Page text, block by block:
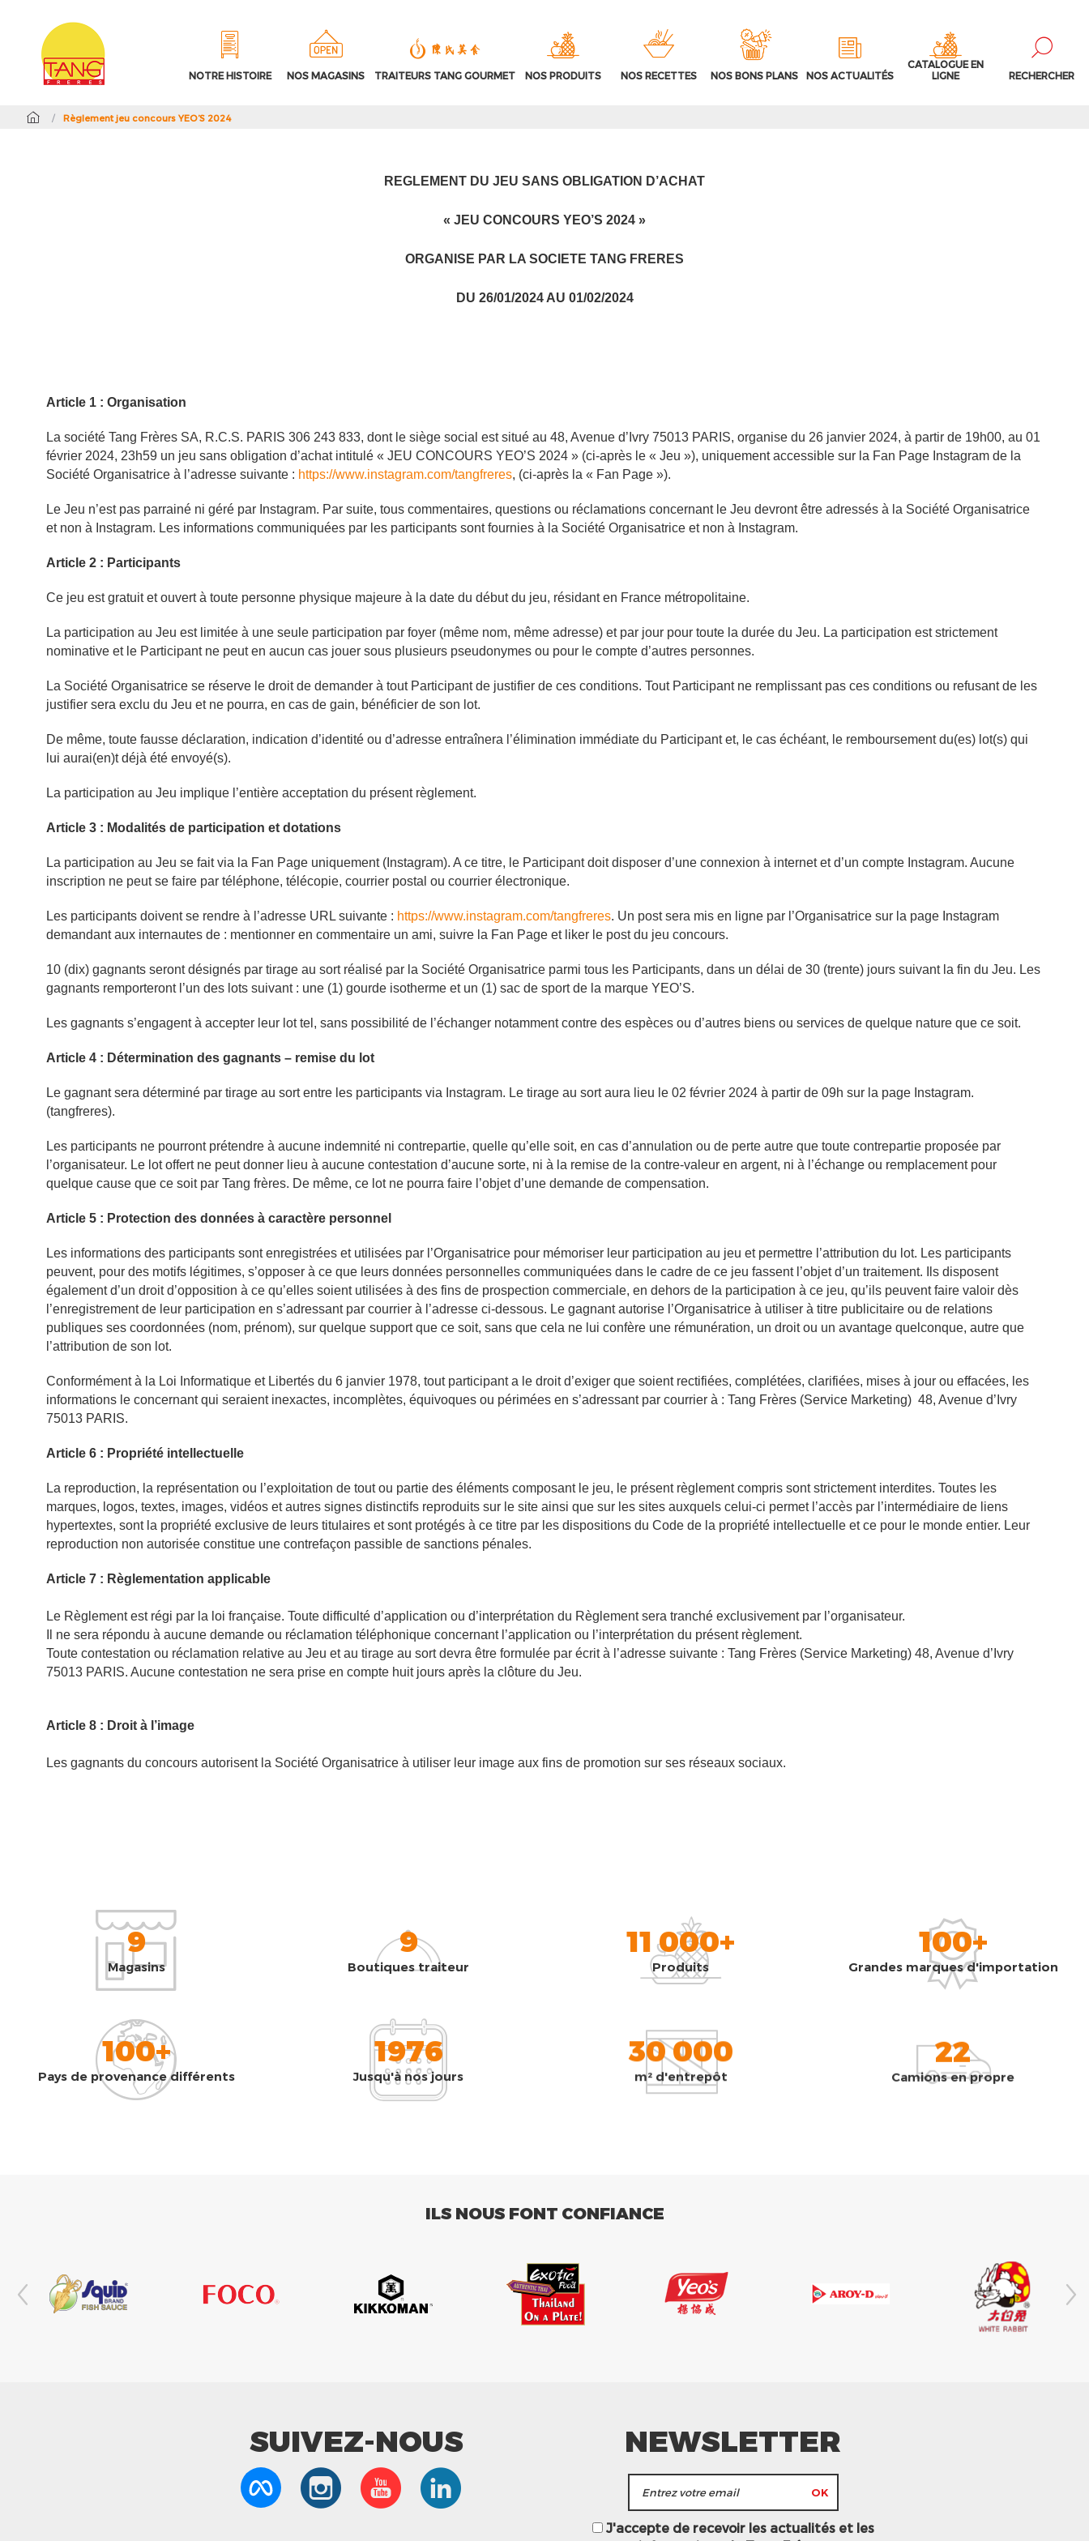
NOTRE HISTOIRE NOS MAGASINS TRAITEURS TANG GOURMET NOS PRODUITS NOS RECETTES NOS BONS PLANS NOS ACTUALITÉS
CATALOGUE EN
LIGNE
RECHERCHER
/ Règlement jeu concours YEO’S 2024
REGLEMENT DU JEU SANS OBLIGATION D’ACHAT
« JEU CONCOURS YEO’S 2024 »
ORGANISE PAR LA SOCIETE TANG FRERES
DU 26/01/2024 AU 01/02/2024
Article 1 : Organisation
La société Tang Frères SA, R.C.S. PARIS 306 243 833, dont le siège social est situé au 48, Avenue d’Ivry 75013 PARIS, organise du 26 janvier 2024, à partir de 19h00, au 01
février 2024, 23h59 un jeu sans obligation d’achat intitulé « JEU CONCOURS YEO’S 2024 » (ci-après le « Jeu »), uniquement accessible sur la Fan Page Instagram de la
Société Organisatrice à l’adresse suivante : https://www.instagram.com/tangfreres, (ci-après la « Fan Page »).
Le Jeu n’est pas parrainé ni géré par Instagram. Par suite, tous commentaires, questions ou réclamations concernant le Jeu devront être adressés à la Société Organisatrice
et non à Instagram. Les informations communiquées par les participants sont fournies à la Société Organisatrice et non à Instagram.
Article 2 : Participants
Ce jeu est gratuit et ouvert à toute personne physique majeure à la date du début du jeu, résidant en France métropolitaine.
La participation au Jeu est limitée à une seule participation par foyer (même nom, même adresse) et par jour pour toute la durée du Jeu. La participation est strictement
nominative et le Participant ne peut en aucun cas jouer sous plusieurs pseudonymes ou pour le compte d’autres personnes.
La Société Organisatrice se réserve le droit de demander à tout Participant de justifier de ces conditions. Tout Participant ne remplissant pas ces conditions ou refusant de les
justifier sera exclu du Jeu et ne pourra, en cas de gain, bénéficier de son lot.
De même, toute fausse déclaration, indication d’identité ou d’adresse entraînera l’élimination immédiate du Participant et, le cas échéant, le remboursement du(es) lot(s) qui
lui aurai(en)t déjà été envoyé(s).
La participation au Jeu implique l’entière acceptation du présent règlement.
Article 3 : Modalités de participation et dotations
La participation au Jeu se fait via la Fan Page uniquement (Instagram). A ce titre, le Participant doit disposer d’une connexion à internet et d’un compte Instagram. Aucune
inscription ne peut se faire par téléphone, télécopie, courrier postal ou courrier électronique.
Les participants doivent se rendre à l’adresse URL suivante : https://www.instagram.com/tangfreres. Un post sera mis en ligne par l’Organisatrice sur la page Instagram
demandant aux internautes de : mentionner en commentaire un ami, suivre la Fan Page et liker le post du jeu concours.
10 (dix) gagnants seront désignés par tirage au sort réalisé par la Société Organisatrice parmi tous les Participants, dans un délai de 30 (trente) jours suivant la fin du Jeu. Les
gagnants remporteront l’un des lots suivant : une (1) gourde isotherme et un (1) sac de sport de la marque YEO’S.
Les gagnants s’engagent à accepter leur lot tel, sans possibilité de l’échanger notamment contre des espèces ou d’autres biens ou services de quelque nature que ce soit.
Article 4 : Détermination des gagnants – remise du lot
Le gagnant sera déterminé par tirage au sort entre les participants via Instagram. Le tirage au sort aura lieu le 02 février 2024 à partir de 09h sur la page Instagram.
(tangfreres).
Les participants ne pourront prétendre à aucune indemnité ni contrepartie, quelle qu’elle soit, en cas d’annulation ou de perte autre que toute contrepartie proposée par
l’organisateur. Le lot offert ne peut donner lieu à aucune contestation d’aucune sorte, ni à la remise de la contre-valeur en argent, ni à l’échange ou remplacement pour
quelque cause que ce soit par Tang frères. De même, ce lot ne pourra faire l’objet d’une demande de compensation.
Article 5 : Protection des données à caractère personnel
Les informations des participants sont enregistrées et utilisées par l’Organisatrice pour mémoriser leur participation au jeu et permettre l’attribution du lot. Les participants
peuvent, pour des motifs légitimes, s’opposer à ce que leurs données personnelles communiquées dans le cadre de ce jeu fassent l’objet d’un traitement. Ils disposent
également d’un droit d’opposition à ce qu’elles soient utilisées à des fins de prospection commerciale, en dehors de la participation à ce jeu, qu’ils peuvent faire valoir dès
l’enregistrement de leur participation en s’adressant par courrier à l’adresse ci-dessous. Le gagnant autorise l’Organisatrice à utiliser à titre publicitaire ou de relations
publiques ses coordonnées (nom, prénom), sur quelque support que ce soit, sans que cela ne lui confère une rémunération, un droit ou un avantage quelconque, autre que
l’attribution de son lot.
Conformément à la Loi Informatique et Libertés du 6 janvier 1978, tout participant a le droit d’exiger que soient rectifiées, complétées, clarifiées, mises à jour ou effacées, les
informations le concernant qui seraient inexactes, incomplètes, équivoques ou périmées en s’adressant par courrier à : Tang Frères (Service Marketing) 48, Avenue d’Ivry
75013 PARIS.
Article 6 : Propriété intellectuelle
La reproduction, la représentation ou l’exploitation de tout ou partie des éléments composant le jeu, le présent règlement compris sont strictement interdites. Toutes les
marques, logos, textes, images, vidéos et autres signes distinctifs reproduits sur le site ainsi que sur les sites auxquels celui-ci permet l’accès par l’intermédiaire de liens
hypertextes, sont la propriété exclusive de leurs titulaires et sont protégés à ce titre par les dispositions du Code de la propriété intellectuelle et ce pour le monde entier. Leur
reproduction non autorisée constitue une contrefaçon passible de sanctions pénales.
Article 7 : Règlementation applicable
Le Règlement est régi par la loi française. Toute difficulté d’application ou d’interprétation du Règlement sera tranché exclusivement par l’organisateur.
Il ne sera répondu à aucune demande ou réclamation téléphonique concernant l’application ou l’interprétation du présent règlement.
Toute contestation ou réclamation relative au Jeu et au tirage au sort devra être formulée par écrit à l’adresse suivante : Tang Frères (Service Marketing) 48, Avenue d’Ivry
75013 PARIS. Aucune contestation ne sera prise en compte huit jours après la clôture du Jeu.
Article 8 : Droit à l’image
Les gagnants du concours autorisent la Société Organisatrice à utiliser leur image aux fins de promotion sur ses réseaux sociaux.
9
Magasins
9
Boutiques traiteur
11 000+
Produits
100+
Grandes marques d'importation
100+
Pays de provenance différents
1976
Jusqu'à nos jours
30 000
m² d'entrepôt
22
Camions en propre
ILS NOUS FONT CONFIANCE
SUIVEZ-NOUS NEWSLETTER
J'accepte de recevoir les actualités et les